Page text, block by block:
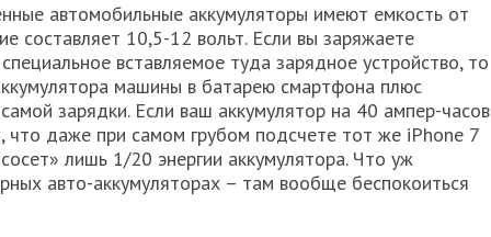
автомобильные аккумуляторы имеют емкость от
составляет 10,5-12 вольт. Если вы заряжаете
вставляемое туда зарядное устройство, то
машины в батарею смартфона плюс
зарядки. Если ваш аккумулятор на 40 ампер-часов
что даже при самом грубом подсчете тот же iPhone 7
лишь 1/20 энергии аккумулятора. Что уж
авто-аккумуляторах – там вообще беспокоиться